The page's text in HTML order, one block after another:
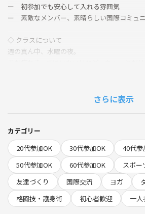
ー 初参加でも安心して入れる雰囲気
ー 素敵なメンバー、素晴らしい国際コミュ
◇ クラスについて
週の真ん中、水曜の夜。
ひとつずつパンチを打ちながら、自分のペー
動いたぶんだけ、呼吸が整っていく。
ジムというよりも、静かな遊び場。
週の流れの途中で、自分を取り戻すための時
◇ こんな人におすすめです
ー ボクシング未経験だけどボクシングをやっ
さらに表示
カテゴリー
20代参加OK
30代参加OK
40代参
50代参加OK
60代参加OK
スポー
友達づくり
国際交流 ヨガ
格闘技・護身術
初心者歓迎 一人